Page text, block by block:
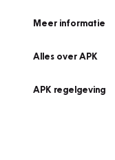
Meer informatie
Alles over APK
APK regelgeving